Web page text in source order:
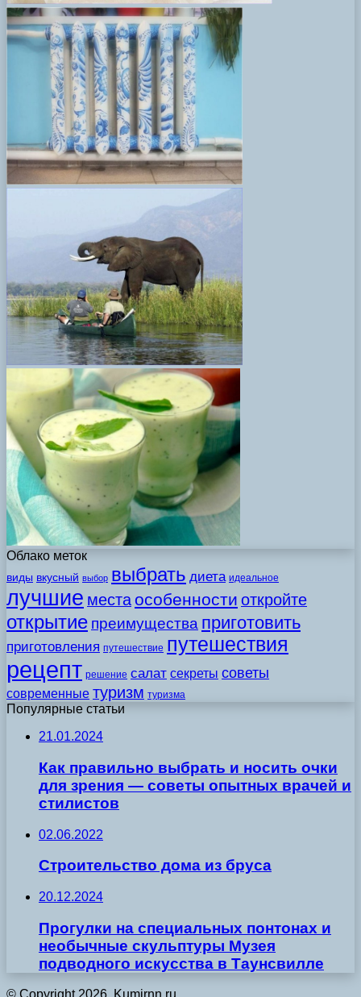
Облако меток
виды вкусный выбор выбрать диета идеальное
лучшие места особенности откройте
открытие преимущества приготовить
приготовления путешествие путешествия
рецепт решение салат секреты советы
современные туризм туризма
Популярные статьи
21.01.2024
Как правильно выбрать и носить очки
для зрения — советы опытных врачей и
стилистов
02.06.2022
Строительство дома из бруса
20.12.2024
Прогулки на специальных понтонах и
необычные скульптуры Музея
подводного искусства в Таунсвилле